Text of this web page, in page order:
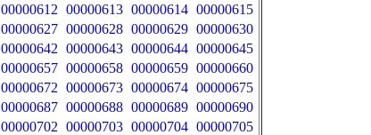
00000612 00000613 00000614 00000615
00000627 00000628 00000629 00000630
00000642 00000643 00000644 00000645
00000657 00000658 00000659 00000660
00000672 00000673 00000674 00000675
00000687 00000688 00000689 00000690
00000702 00000703 00000704 00000705